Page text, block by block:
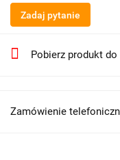
Zadaj pytanie
Pobierz produkt do
Zamówienie